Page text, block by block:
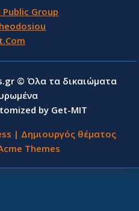
Group
© Όλα τα δικαιώματα
by Get-MIT
| Δημιουργός θέματος
Themes